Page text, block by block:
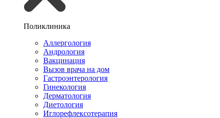
Поликлиника
Аллергология
Андрология
Вакцинация
Вызов врача на дом
Гастроэнтерология
Гинекология
Дерматология
Диетология
Иглорефлексотерапия